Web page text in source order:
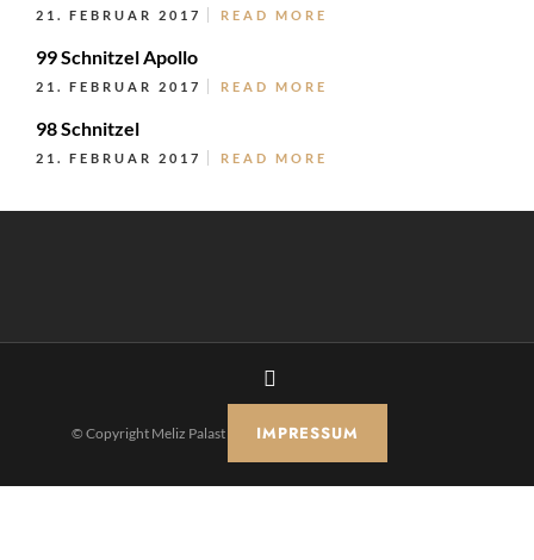
21. FEBRUAR 2017 READ MORE
99 Schnitzel Apollo
21. FEBRUAR 2017 READ MORE
98 Schnitzel
21. FEBRUAR 2017 READ MORE
© Copyright Meliz Palast IMPRESSUM